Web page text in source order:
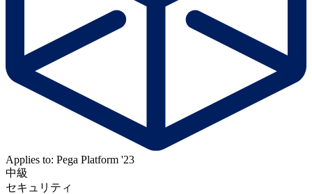
Applies to: Pega Platform '23
中級
セキュリティ